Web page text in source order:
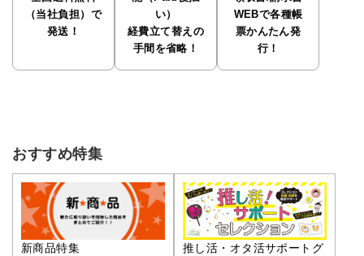
（当社負担）で
発送！
い）
経費立て替えの
手間を省略！
WEBで各種帳
票かんたん発
行！
おすすめ特集
新商品特集
推し活・オタ活サポートグ